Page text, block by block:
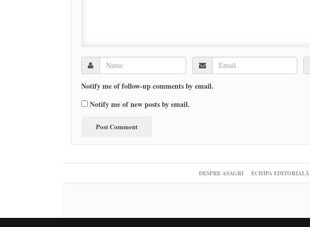
Notify me of follow-up comments by email.
Notify me of new posts by email.
DESPRE ASAGRI ECHIPA EDITORIALĂ